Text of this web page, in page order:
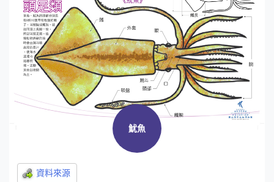
魷魚